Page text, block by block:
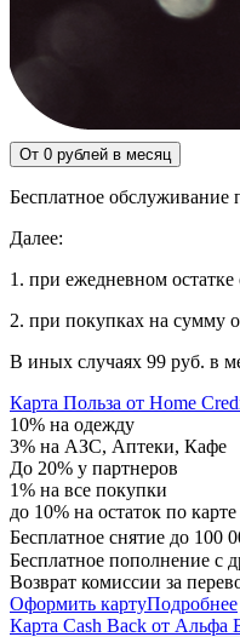
От 0 рублей в месяц
Бесплатное обслуживание
Далее:
1. при ежедневном остатке
2. при покупках на сумму
В иных случаях 99 руб. в
Карта Польза от Home
10% на одежду
3% на АЗС, Аптеки, Кафе
До 20% у партнеров
1% на все покупки
до 10% на остаток по карте
Бесплатное снятие до 100
Бесплатное пополнение с
Возврат комиссии за
Оформить картуПодробнее
Карта Cash Back от Альфа